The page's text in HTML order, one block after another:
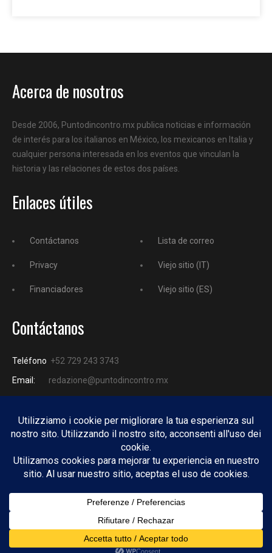
Acerca de nosotros
Desde 2006, Puntodincontro.mx publica noticias e información
de interés para los italianos en México, los mexicanos en Italia y
cualquier persona interesada en los eventos que vinculan la
historia y las relaciones de estos dos países.
Enlaces útiles
Contáctanos
Privacy
Financiadores
Lista de correo
Viejo sitio (IT)
Viejo sitio (ES)
Contáctanos
Teléfono +52 729 243 3743
Email:
redazione@puntodincontro.mx
PUNTODINCONTRO
Copyright © 2025 Puntodincontro
Design by DisegnoW